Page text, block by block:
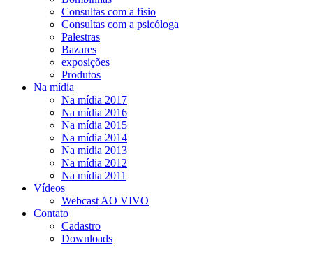
Consultas com a fisio
Consultas com a psicóloga
Palestras
Bazares
exposições
Produtos
Na mídia
Na mídia 2017
Na mídia 2016
Na mídia 2015
Na mídia 2014
Na mídia 2013
Na mídia 2012
Na mídia 2011
Vídeos
Webcast AO VIVO
Contato
Cadastro
Downloads